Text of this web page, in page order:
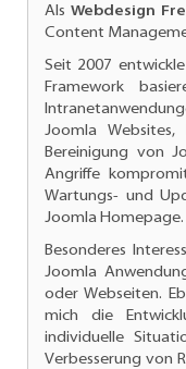
AlsWebdesign
Content
Seit 2007
Framework
Joomla Websites,
Bereinigung von
Angriffe
Wartungs- und
Joomla Homepage.
Besonderes
Joomla
oder Webseiten.
mich die
individuelle
Verbesserung von